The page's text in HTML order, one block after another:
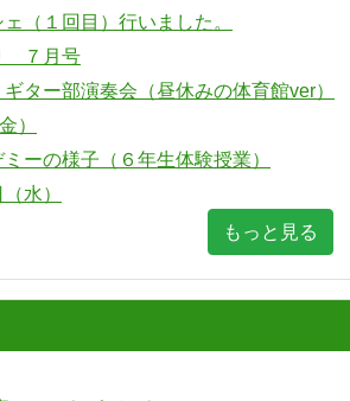
（１回目）行いました。
７月号
ター部演奏会（昼休みの体育館ver）
）
ーの様子（６年生体験授業）
水）
もっと見る